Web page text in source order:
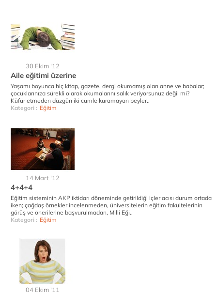
30 Ekim '12
Aile eğitimi üzerine
Yaşamı boyunca hiç kitap, gazete, dergi okumamış olan anne ve babalar;
çocuklarınıza sürekli olarak okumalarını salık veriyorsunuz değil mi?
Küfür etmeden düzgün iki cümle kuramayan beyler..
Kategori : Eğitim
14 Mart '12
4+4+4
Eğitim sisteminin AKP iktidarı döneminde getirildiği içler acısı durum ortada
iken; çağdaş örnekler incelenmeden, üniversitelerin eğitim fakültelerinin
görüş ve önerilerine başvurulmadan, Milli Eği..
Kategori : Eğitim
04 Ekim '11